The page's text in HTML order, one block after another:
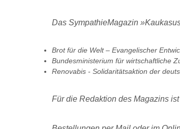
Das SympathieMagazin
Brot für die Welt – Evangelischer
Bundesministerium für wirtschaftliche
Renovabis - Solidaritätsaktion der
Für die Redaktion des Magazins